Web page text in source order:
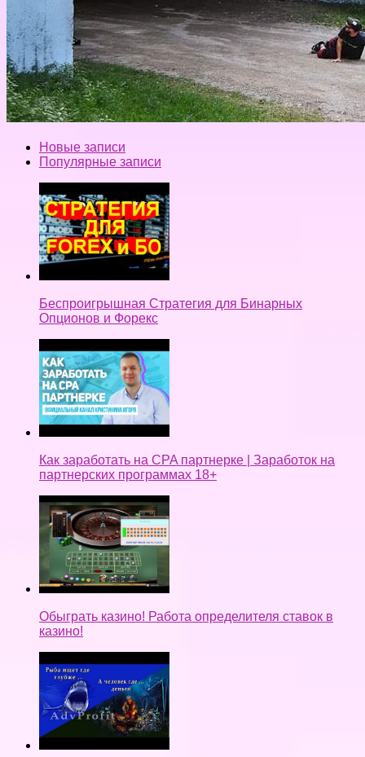
Новые записи
Популярные записи
Беспроигрышная Стратегия для Бинарных
Опционов и Форекс
Как заработать на CPA партнерке | Заработок на
партнерских программах 18+
Обыграть казино! Работа определителя ставок в
казино!